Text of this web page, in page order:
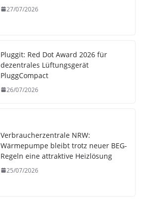
27/07/2026
Pluggit: Red Dot Award 2026 für
dezentrales Lüftungsgerät
PluggCompact
26/07/2026
Verbraucherzentrale NRW:
Wärmepumpe bleibt trotz neuer BEG-
Regeln eine attraktive Heizlösung
25/07/2026